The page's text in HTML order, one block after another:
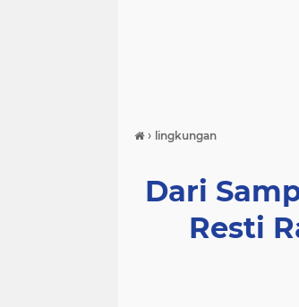
› lingkungan
Dari
Resti